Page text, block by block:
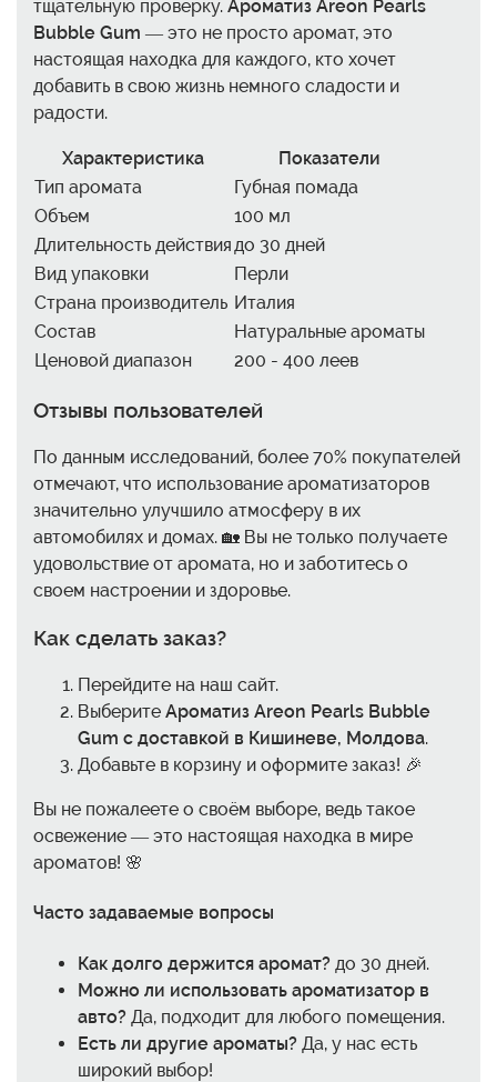
тщательную проверку. Ароматиз Areon Pearls
Bubble Gum — это не просто аромат, это
настоящая находка для каждого, кто хочет
добавить в свою жизнь немного сладости и
радости.
Характеристика
Показатели
Тип аромата
Губная помада
Объем
100 мл
Длительность действиядо 30 дней
Вид упаковки
Перли
Страна производитель Италия
Состав
Натуральные ароматы
Ценовой диапазон
200 - 400 леев
Отзывы пользователей
По данным исследований, более 70% покупателей
отмечают, что использование ароматизаторов
значительно улучшило атмосферу в их
автомобилях и домах. 🏡 Вы не только получаете
удовольствие от аромата, но и заботитесь о
своем настроении и здоровье.
Как сделать заказ?
Перейдите на наш сайт.
Выберите Ароматиз Areon Pearls Bubble
Gum с доставкой в Кишиневе, Молдова.
Добавьте в корзину и оформите заказ! 🎉
Вы не пожалеете о своём выборе, ведь такое
освежение — это настоящая находка в мире
ароматов! 🌸
Часто задаваемые вопросы
Как долго держится аромат? до 30 дней.
Можно ли использовать ароматизатор в
авто? Да, подходит для любого помещения.
Есть ли другие ароматы? Да, у нас есть
широкий выбор!